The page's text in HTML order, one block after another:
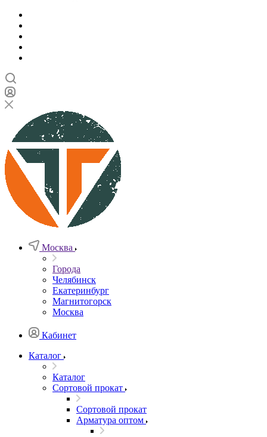
Москва
Города
Челябинск
Екатеринбург
Магнитогорск
Москва
Кабинет
Каталог
Каталог
Сортовой прокат
Сортовой прокат
Арматура оптом